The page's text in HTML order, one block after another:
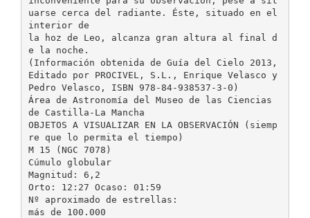
uarse cerca del radiante. Éste, situado en el
interior de
la hoz de Leo, alcanza gran altura al final d
e la noche.
(Información obtenida de Guía del Cielo 2013,
Editado por PROCIVEL, S.L., Enrique Velasco y
Pedro Velasco, ISBN 978-84-938537-3-0)
Área de Astronomía del Museo de las Ciencias
de Castilla-La Mancha
OBJETOS A VISUALIZAR EN LA OBSERVACIÓN (siemp
re que lo permita el tiempo)
M 15 (NGC 7078)
Cúmulo globular
Magnitud: 6,2
Orto: 12:27 Ocaso: 01:59
Nº aproximado de estrellas:
más de 100.000